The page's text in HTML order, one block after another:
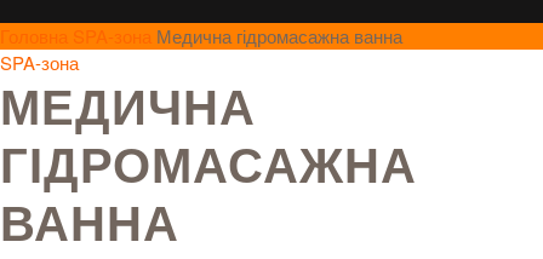
Головна SPA-зона Медична гідромасажна ванна
SPA-зона
МЕДИЧНА
ГІДРОМАСАЖНА
ВАННА